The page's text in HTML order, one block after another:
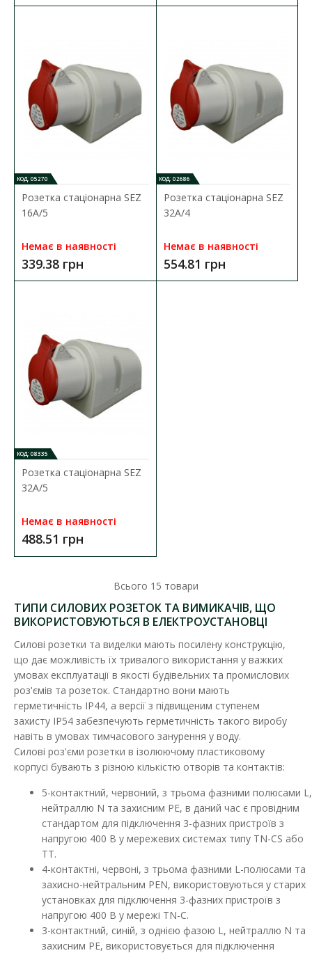
Розетка переносна SEZ 32А/5
Силовий роз'єм призначений для оперативного і безпечного
підключення електрообладнання до джерел еле..
Вилка переносна SEZ 16А/3
Наявність: Немає в наявності
Силовий роз'єм призначений для оперативного і безпечного
229.44 грн
В порівняння
В закладки
КОД: 05270
Розетка стаціонарна SEZ
16А/5
Немає в наявності
339.38 грн
КОД: 02686
Розетка стаціонарна SEZ
32А/4
Немає в наявності
554.81 грн
КОД: 08335
Розетка стаціонарна SEZ
32А/5
Немає в наявності
488.51 грн
Всього 15 товари
ТИПИ СИЛОВИХ РОЗЕТОК ТА ВИМИКАЧІВ, ЩО
ВИКОРИСТОВУЮТЬСЯ В ЕЛЕКТРОУСТАНОВЦІ
Силові розетки та виделки мають посилену конструкцію,
що дає можливість їх тривалого використання у важких
умовах експлуатації в якості будівельних та промислових
роз'ємів та розеток. Стандартно вони мають
герметичність IP44, а версії з підвищеним ступенем
захисту IP54 забезпечують герметичність такого виробу
навіть в умовах тимчасового занурення у воду.
Силові роз'єми розетки в ізолюючому пластиковому
корпусі бувають з різною кількістю отворів та контактів:
5-контактний, червоний, з трьома фазними полюсами L,
нейтраллю N та захисним PE, в даний час є провідним
стандартом для підключення 3-фазних пристроїв з
напругою 400 В у мережевих системах типу TN-CS або
TT.
4-контактні, червоні, з трьома фазними L-полюсами та
захисно-нейтральним PEN, використовуються у старих
установках для підключення 3-фазних пристроїв з
напругою 400 В у мережі TN-C.
3-контактний, синій, з однією фазою L, нейтраллю N та
захисним PE, використовується для підключення